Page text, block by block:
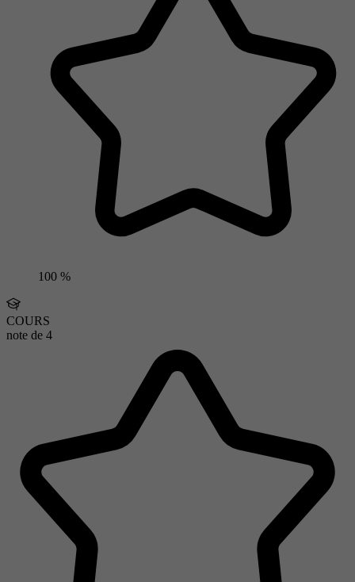
100 %
COURS
note de 4